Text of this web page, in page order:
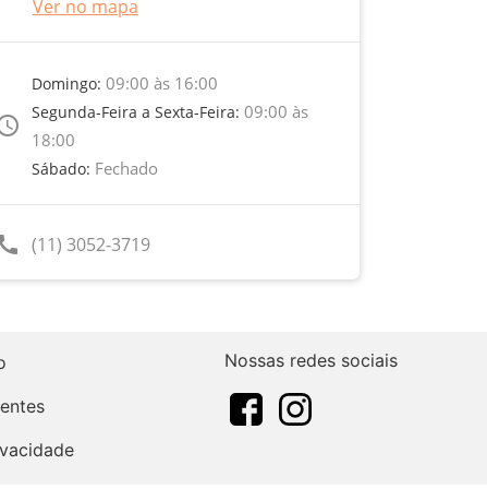
Ver no mapa
Domingo: 09:00 às 16:00
Segunda-Feira a Sexta-Feira: 09:00 às
18:00
Sábado: Fechado
(11) 3052-3719
Nossas redes sociais